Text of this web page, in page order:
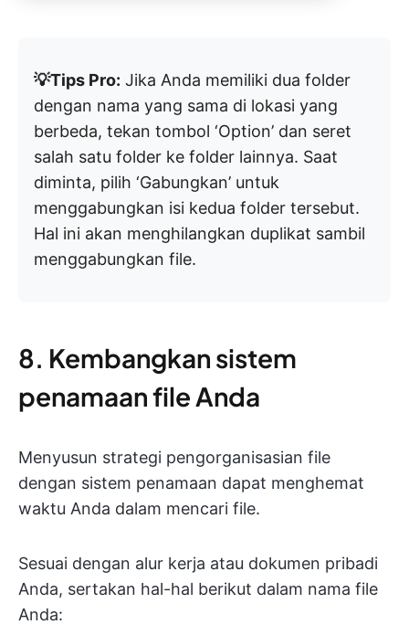
💡Tips Pro: Jika Anda memiliki dua folder
dengan nama yang sama di lokasi yang
berbeda, tekan tombol ‘Option’ dan seret
salah satu folder ke folder lainnya. Saat
diminta, pilih ‘Gabungkan’ untuk
menggabungkan isi kedua folder tersebut.
Hal ini akan menghilangkan duplikat sambil
menggabungkan file.
8. Kembangkan sistem
penamaan file Anda
Menyusun strategi pengorganisasian file
dengan sistem penamaan dapat menghemat
waktu Anda dalam mencari file.
Sesuai dengan alur kerja atau dokumen pribadi
Anda, sertakan hal-hal berikut dalam nama file
Anda: